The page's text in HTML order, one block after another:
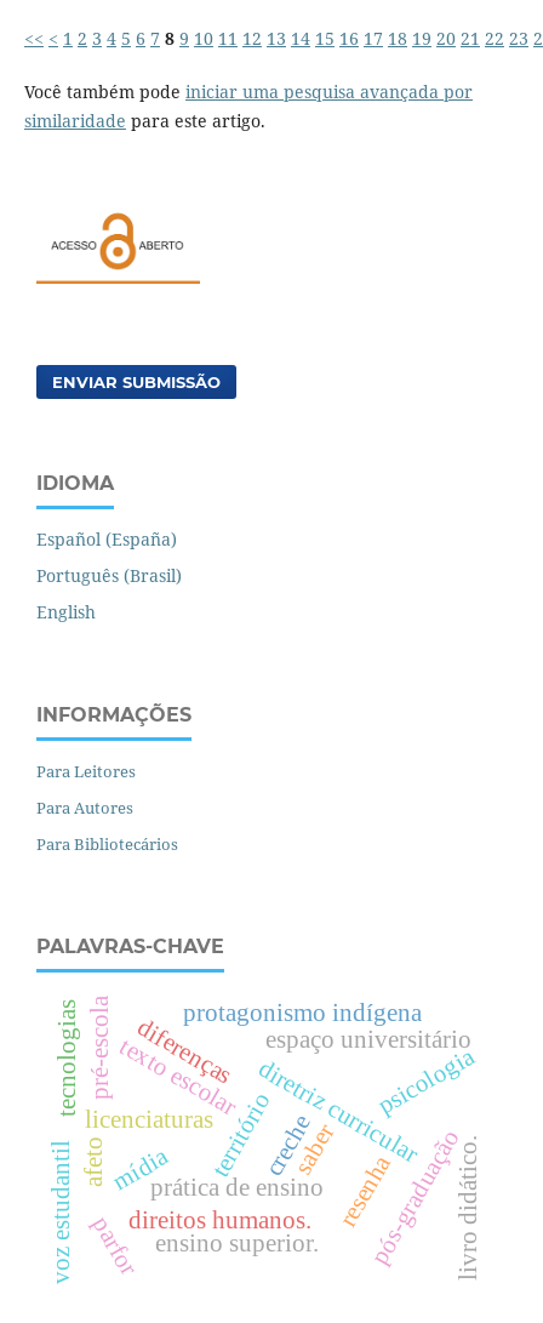
<< < 1 2 3 4 5 6 7 8 9 10 11 12 13 14 15 16 17 18 19 20 21 22 23
Você também pode iniciar uma pesquisa avançada por
similaridade para este artigo.
ENVIAR SUBMISSÃO
IDIOMA
Español (España)
Português (Brasil)
English
INFORMAÇÕES
Para Leitores
Para Autores
Para Bibliotecários
PALAVRAS-CHAVE
resenha
territóriodiretriz curricular
prática de ensino
texto escolar espaço universitário
pós-graduação
protagonismo indígena
saber
mídia livro didático.
direitos humanos.
licenciaturas
parfor
voz estudantil
pré-escola
creche
psicologia
ensino superior.
tecnologias diferenças
afeto